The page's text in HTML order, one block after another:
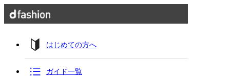
はじめての方へ
ガイド一覧